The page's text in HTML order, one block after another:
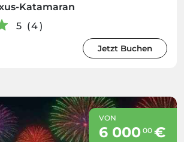
Katamaran
5 (4)
Jetzt Buchen
VON
6 000 00€